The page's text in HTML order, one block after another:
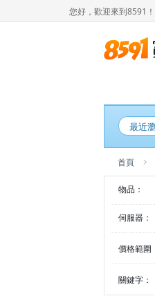
您好，歡迎來到8591！
最近
首頁
物品：
伺服器：
價格範圍
關鍵字：